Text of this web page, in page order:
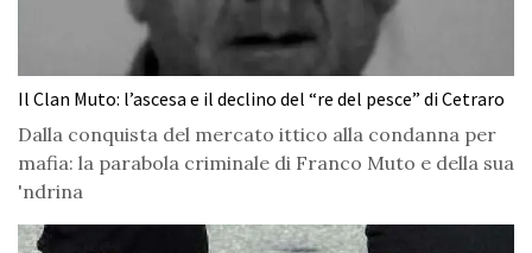
Il Clan Muto: l’ascesa e il declino del “re del pesce” di Cetraro
Dalla conquista del mercato ittico alla condanna per
mafia: la parabola criminale di Franco Muto e della sua
'ndrina